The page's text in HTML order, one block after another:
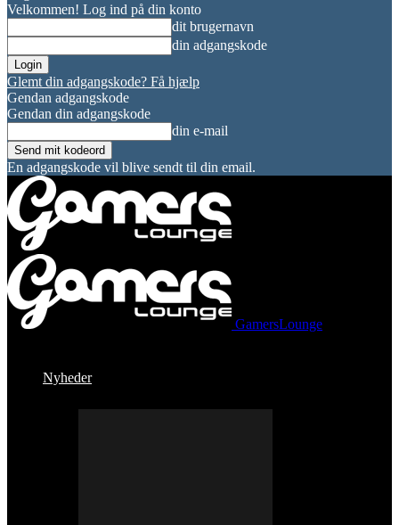
Velkommen! Log ind på din konto
dit brugernavn
din adgangskode
Glemt din adgangskode? Få hjælp
Gendan adgangskode
Gendan din adgangskode
din e-mail
En adgangskode vil blive sendt til din email.
GamersLounge
Nyheder